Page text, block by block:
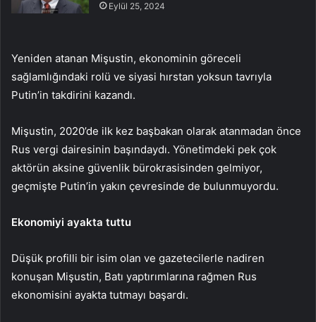
Eylül 25, 2024
Yeniden atanan Mişustin, ekonominin göreceli
sağlamlığındaki rolü ve siyasi hırstan yoksun tavrıyla
Putin’in takdirini kazandı.
Mişustin, 2020’de ilk kez başbakan olarak atanmadan önce
Rus vergi dairesinin başındaydı. Yönetimdeki pek çok
aktörün aksine güvenlik bürokrasisinden gelmiyor,
geçmişte Putin’in yakın çevresinde de bulunmuyordu.
Ekonomiyi ayakta tuttu
Düşük profilli bir isim olan ve gazetecilerle nadiren
konuşan Mişustin, Batı yaptırımlarına rağmen Rus
ekonomisini ayakta tutmayı başardı.